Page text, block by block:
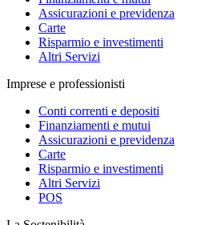
Assicurazioni e previdenza
Carte
Risparmio e investimenti
Altri Servizi
Imprese e professionisti
Conti correnti e depositi
Finanziamenti e mutui
Assicurazioni e previdenza
Carte
Risparmio e investimenti
Altri Servizi
POS